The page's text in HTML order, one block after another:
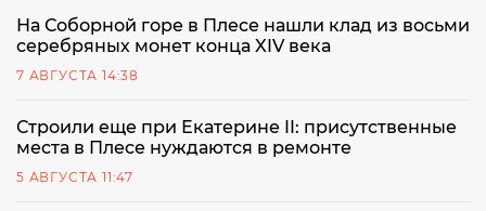
На Соборной горе в Плесе нашли клад из восьми
серебряных монет конца XIV века
7 АВГУСТА 14:38
Строили еще при Екатерине II: присутственные
места в Плесе нуждаются в ремонте
5 АВГУСТА 11:47